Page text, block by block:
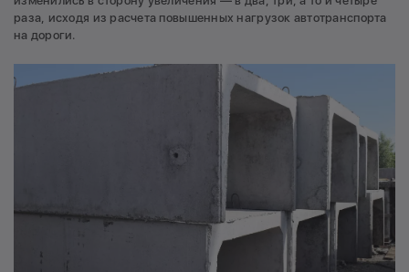
раза, исходя из расчета повышенных нагрузок автотранспорта
на дороги.